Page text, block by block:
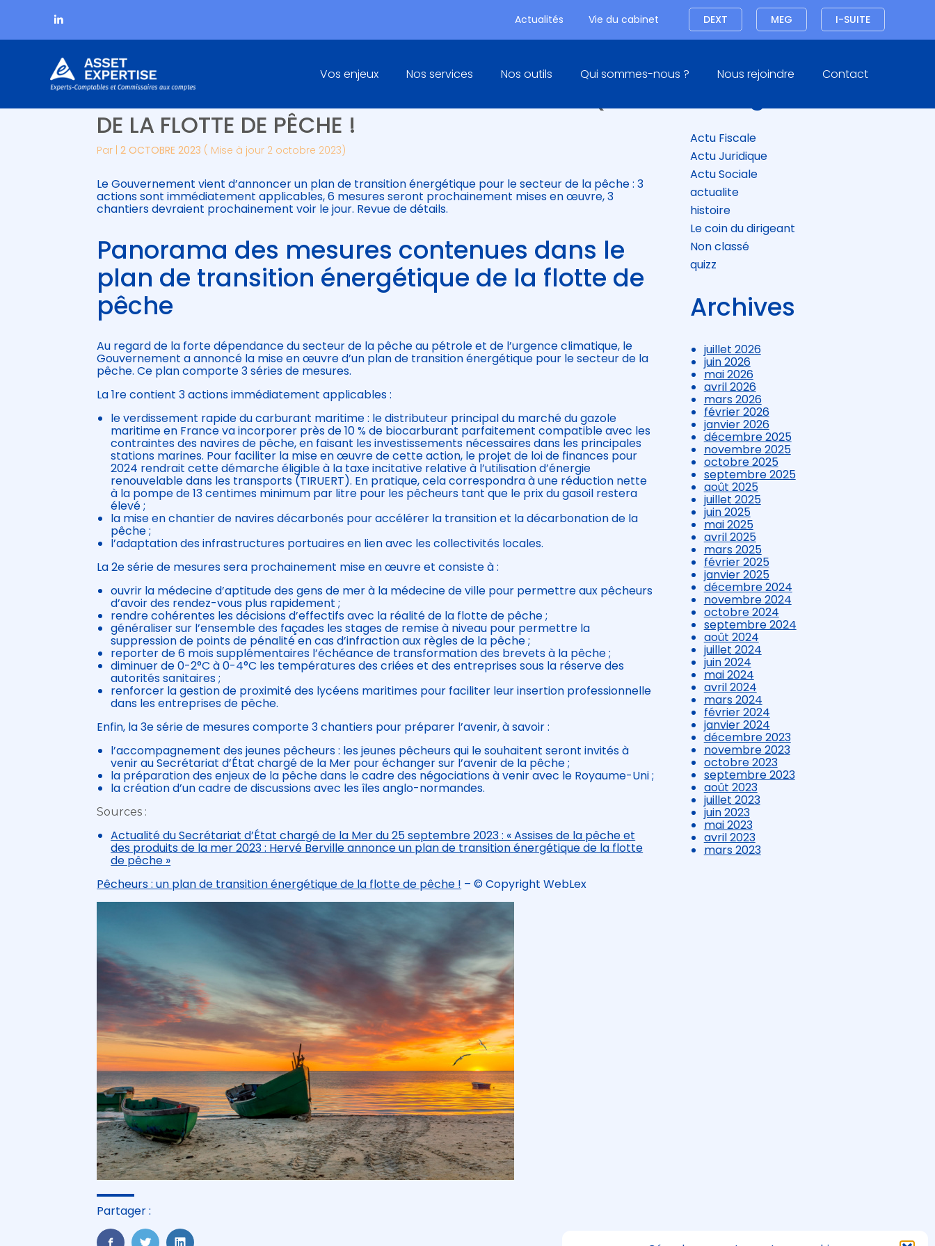
Actualités Vie du cabinet Connexion I-SUITE
MEG
DEXT
Aller
au
Principal
Vos enjeux Nos services Nos outils Qui sommes-nous ? Nous rejoindre Contact
PÊCHEURS : UN PLAN DE TRANSITION ÉNERGÉTIQUE
DE LA FLOTTE DE PÊCHE !
Par |2 OCTOBRE 2023 ( Mise à jour 2 octobre 2023)
Le Gouvernement vient d’annoncer un plan de transition énergétique pour le secteur de la pêche : 3
actions sont immédiatement applicables, 6 mesures seront prochainement mises en œuvre, 3
chantiers devraient prochainement voir le jour. Revue de détails.
Panorama des mesures contenues dans le
plan de transition énergétique de la flotte de
pêche
Au regard de la forte dépendance du secteur de la pêche au pétrole et de l’urgence climatique, le
Gouvernement a annoncé la mise en œuvre d’un plan de transition énergétique pour le secteur de la
pêche. Ce plan comporte 3 séries de mesures.
La 1re contient 3 actions immédiatement applicables :
le verdissement rapide du carburant maritime : le distributeur principal du marché du gazole
maritime en France va incorporer près de 10 % de biocarburant parfaitement compatible avec les
contraintes des navires de pêche, en faisant les investissements nécessaires dans les principales
stations marines. Pour faciliter la mise en œuvre de cette action, le projet de loi de finances pour
2024 rendrait cette démarche éligible à la taxe incitative relative à l’utilisation d’énergie
renouvelable dans les transports (TIRUERT). En pratique, cela correspondra à une réduction nette
à la pompe de 13 centimes minimum par litre pour les pêcheurs tant que le prix du gasoil restera
élevé ;
la mise en chantier de navires décarbonés pour accélérer la transition et la décarbonation de la
pêche ;
l’adaptation des infrastructures portuaires en lien avec les collectivités locales.
La 2e série de mesures sera prochainement mise en œuvre et consiste à :
ouvrir la médecine d’aptitude des gens de mer à la médecine de ville pour permettre aux pêcheurs
d’avoir des rendez-vous plus rapidement ;
rendre cohérentes les décisions d’effectifs avec la réalité de la flotte de pêche ;
généraliser sur l’ensemble des façades les stages de remise à niveau pour permettre la
suppression de points de pénalité en cas d’infraction aux règles de la pêche ;
reporter de 6 mois supplémentaires l’échéance de transformation des brevets à la pêche ;
diminuer de 0-2°C à 0-4°C les températures des criées et des entreprises sous la réserve des
autorités sanitaires ;
renforcer la gestion de proximité des lycéens maritimes pour faciliter leur insertion professionnelle
dans les entreprises de pêche.
Enfin, la 3e série de mesures comporte 3 chantiers pour préparer l’avenir, à savoir :
l’accompagnement des jeunes pêcheurs : les jeunes pêcheurs qui le souhaitent seront invités à
venir au Secrétariat d’État chargé de la Mer pour échanger sur l’avenir de la pêche ;
la préparation des enjeux de la pêche dans le cadre des négociations à venir avec le Royaume-Uni ;
la création d’un cadre de discussions avec les îles anglo-normandes.
Sources :
Actualité du Secrétariat d’État chargé de la Mer du 25 septembre 2023 : « Assises de la pêche et
des produits de la mer 2023 : Hervé Berville annonce un plan de transition énergétique de la flotte
de pêche »
Pêcheurs : un plan de transition énergétique de la flotte de pêche ! – © Copyright WebLex
Partager :
Blog
Actu Fiscale
Actu Juridique
Actu Sociale
actualite
histoire
Le coin du dirigeant
Non classé
quizz
Archives
juillet 2026
juin 2026
mai 2026
avril 2026
mars 2026
février 2026
janvier 2026
décembre 2025
novembre 2025
octobre 2025
septembre 2025
août 2025
juillet 2025
juin 2025
mai 2025
avril 2025
mars 2025
février 2025
janvier 2025
décembre 2024
novembre 2024
octobre 2024
septembre 2024
août 2024
juillet 2024
juin 2024
mai 2024
avril 2024
mars 2024
février 2024
janvier 2024
décembre 2023
novembre 2023
octobre 2023
septembre 2023
août 2023
juillet 2023
juin 2023
mai 2023
avril 2023
mars 2023